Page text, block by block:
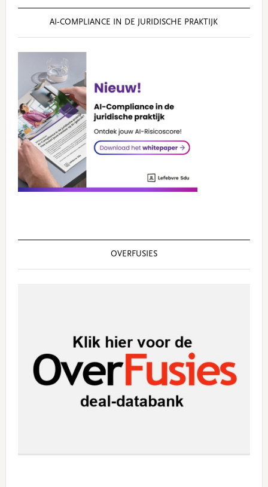
AI‑COMPLIANCE IN DE JURIDISCHE PRAKTIJK
OVERFUSIES